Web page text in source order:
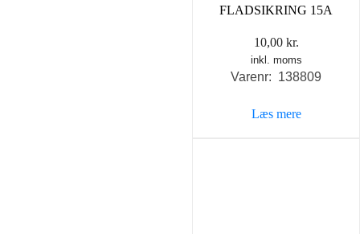
FLADSIKRING 15A
10,00 kr.
inkl. moms
Varenr: 138809
Læs mere